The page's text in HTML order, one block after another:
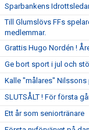
Sparbankens
Till Glumslövs FFs
medlemmar.
Grattis Hugo Nordén !
Ge bort sport i jul och
Kalle "målares" Nilssons
SLUTSÅLT ! För första
Ett år som seniortränare